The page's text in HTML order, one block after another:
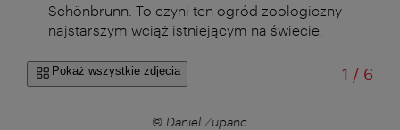
Schönbrunn. To czyni ten ogród zoologiczny
najstarszym wciąż istniejącym na świecie.
Pokaż wszystkie zdjęcia 1 /od
6
© Daniel Zupanc